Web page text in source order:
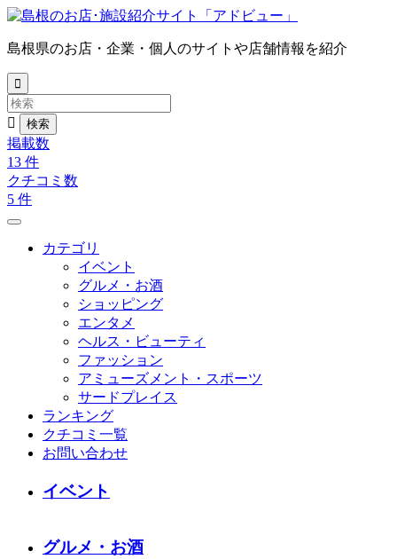
島根県のお店・企業・個人のサイトや店舗情報を紹介


掲載数
13 件
クチコミ数
5 件
カテゴリ
イベント
グルメ・お酒
ショッピング
エンタメ
ヘルス・ビューティ
ファッション
アミューズメント・スポーツ
サードプレイス
ランキング
クチコミ一覧
お問い合わせ
イベント
グルメ・お酒